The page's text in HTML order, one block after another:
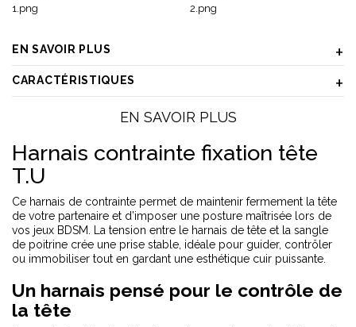
EN SAVOIR PLUS
CARACTÉRISTIQUES
EN SAVOIR PLUS
Harnais contrainte fixation tête
T.U
Ce harnais de contrainte permet de maintenir fermement la tête
de votre partenaire et d’imposer une posture maîtrisée lors de
vos jeux BDSM. La tension entre le harnais de tête et la sangle
de poitrine crée une prise stable, idéale pour guider, contrôler
ou immobiliser tout en gardant une esthétique cuir puissante.
Un harnais pensé pour le contrôle de
la tête